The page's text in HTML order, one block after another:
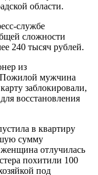
области.
службе
сложности
240 тысяч рублей.
из
Пожилой мужчина
заблокировали,
восстановления
в квартиру
сумму
отлучилась
похитили 100
под